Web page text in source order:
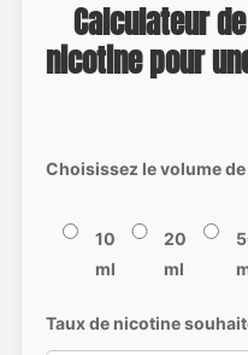
Calculateur
nicotine pour
Choisissez le volume
10
ml
20
ml
Taux de nicotine